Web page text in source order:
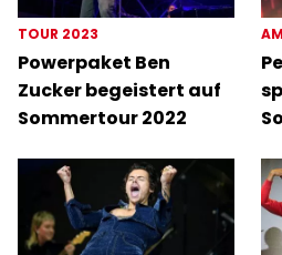
TOUR 2023
Powerpaket Ben
Zucker begeistert auf
Sommertour 2022